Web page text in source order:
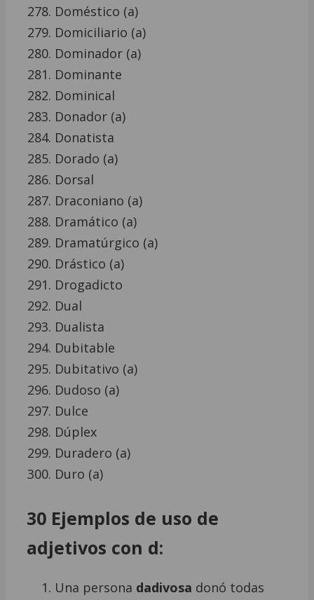
Doméstico (a)
Domiciliario (a)
Dominador (a)
Dominante
Dominical
Donador (a)
Donatista
Dorado (a)
Dorsal
Draconiano (a)
Dramático (a)
Dramatúrgico (a)
Drástico (a)
Drogadicto
Dual
Dualista
Dubitable
Dubitativo (a)
Dudoso (a)
Dulce
Dúplex
Duradero (a)
Duro (a)
30 Ejemplos de uso de
adjetivos con d:
Una persona dadivosa donó todas